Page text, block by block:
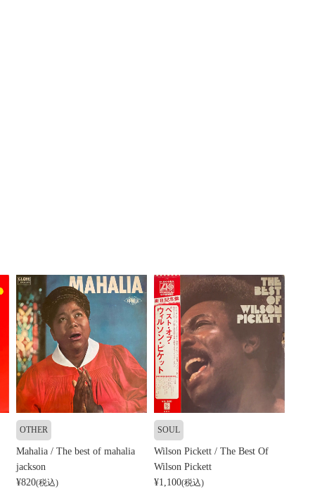
OTHER
Mahalia / The best of mahalia
jackson
¥820(税込)
SOUL
Wilson Pickett / The Best Of
Wilson Pickett
¥1,100(税込)